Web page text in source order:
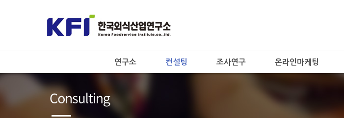
연구소 컨설팅 조사연구 온라인마케팅